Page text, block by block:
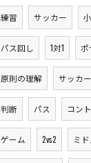
練習 サッカー
パス回し 1対1 ポ
原則の理解 サッカ
判断 パス コン
ゲーム 2vs2 ミ